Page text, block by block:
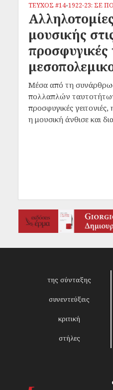
ΤΕΥΧΟΣ #14•1922-23: ΣΕ
μουσικής
προσφυγικές
Μέσα από τη
πολλαπλών ταυτοτήτων
προσφυγικές
η μουσική άνθισε και
της σύνταξης
συνεντεύξεις
κριτική
στήλες